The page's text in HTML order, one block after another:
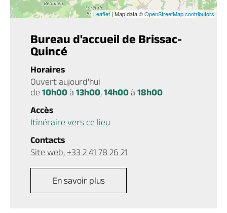
Leaflet | Map data ©OpenStreetMap contributors
Bureau d'accueil de Brissac-
Quincé
Horaires
Ouvert aujourd'hui
de 10h00 à 13h00, 14h00 à 18h00
Accès
Itinéraire vers ce lieu
Contacts
Site web, +33 2 41 78 26 21
En savoir plus